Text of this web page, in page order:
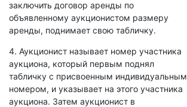
заключить договор аренды по
объявленному аукционистом размеру
аренды, поднимает свою табличку.
4. Аукционист называет номер участника
аукциона, который первым поднял
табличку с присвоенным индивидуальным
номером, и указывает на этого участника
аукциона. Затем аукционист в